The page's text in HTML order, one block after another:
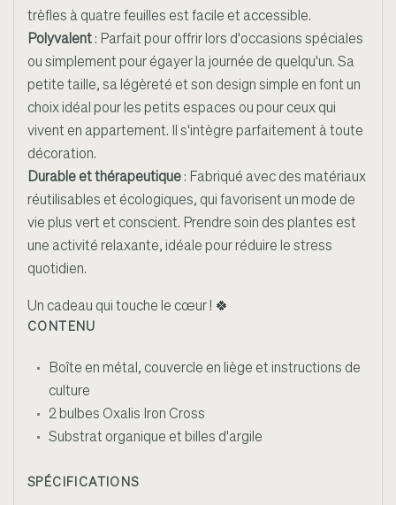
trèfles à quatre feuilles est facile et accessible.
Polyvalent : Parfait pour offrir lors d'occasions spéciales
ou simplement pour égayer la journée de quelqu'un. Sa
petite taille, sa légèreté et son design simple en font un
choix idéal pour les petits espaces ou pour ceux qui
vivent en appartement. Il s'intègre parfaitement à toute
décoration.
Durable et thérapeutique : Fabriqué avec des matériaux
réutilisables et écologiques, qui favorisent un mode de
vie plus vert et conscient. Prendre soin des plantes est
une activité relaxante, idéale pour réduire le stress
quotidien.
Un cadeau qui touche le cœur ! 🍀
CONTENU
Boîte en métal, couvercle en liège et instructions de
culture
2 bulbes Oxalis Iron Cross
Substrat organique et billes d'argile
SPÉCIFICATIONS